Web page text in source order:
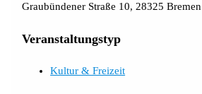
Graubündener Straße 10, 28325 Bremen
Veranstaltungstyp
Kultur & Freizeit